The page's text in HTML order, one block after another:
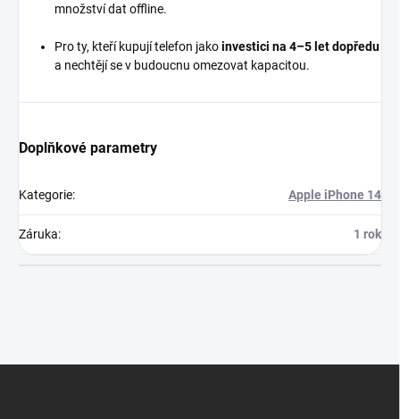
množství dat offline.
Pro ty, kteří kupují telefon jakoinvestici na 4–5 let dopředu
a nechtějí se v budoucnu omezovat kapacitou.
Doplňkové parametry
Kategorie: Apple iPhone 14
Záruka: 1 rok